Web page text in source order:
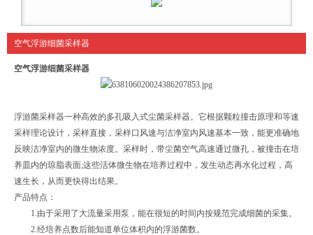
空气浮游细菌采样器
空气浮游细菌采样器
浮游菌采样器一种高效的多孔吸入式尘菌采样器。它根据颗粒撞击原理和等速
采样理论设计，采样直接，采样口风速与洁净室内风速基本一致，能更准确地
反映洁净室内的微生物浓度。采样时，带尘菌空气高速通过微孔，被撞击在培
养皿内的琼脂表面;这些活体微生物在培养过程中，发生动态再水化过程，高
速生长，从而更快得出结果。
产品特点：
1.由于采用了大流量采用泵，能在很短的时间内按规范完成细菌的采集。
2.经培养点数后能知道单位体积内的浮游菌数。